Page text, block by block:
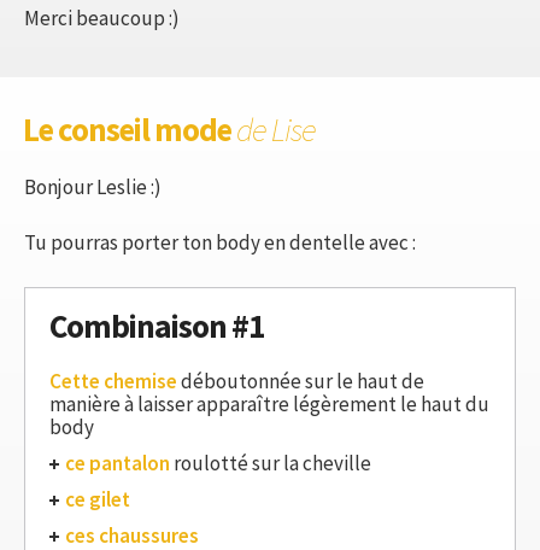
Merci beaucoup :)
Le conseil modede Lise
Bonjour Leslie :)
Tu pourras porter ton body en dentelle avec :
Combinaison #1
Cette chemisedéboutonnée sur le haut de
manière à laisser apparaître légèrement le haut du
body
ce pantalon roulotté sur la cheville
ce gilet
ces chaussures